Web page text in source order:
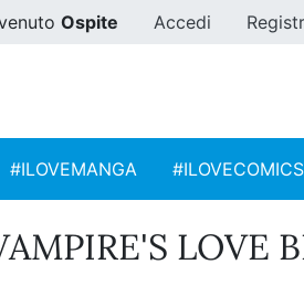
Ospite Accedi
#ILOVEMANGA #ILOVECOMICS
LOVE